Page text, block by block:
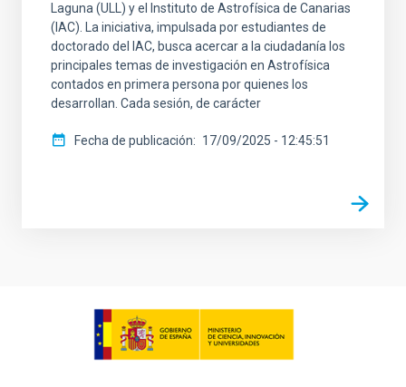
Laguna (ULL) y el Instituto de Astrofísica de Canarias
(IAC). La iniciativa, impulsada por estudiantes de
doctorado del IAC, busca acercar a la ciudadanía los
principales temas de investigación en Astrofísica
contados en primera persona por quienes los
desarrollan. Cada sesión, de carácter
Fecha de publicación 17/09/2025 - 12:45:51